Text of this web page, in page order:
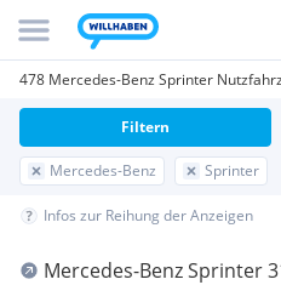
478 Mercedes-Benz Sprinter
Mercedes-Benz Sprinter
Filtern
Infos zur Reihung der Anzeigen
Mercedes-Benz Sprinter